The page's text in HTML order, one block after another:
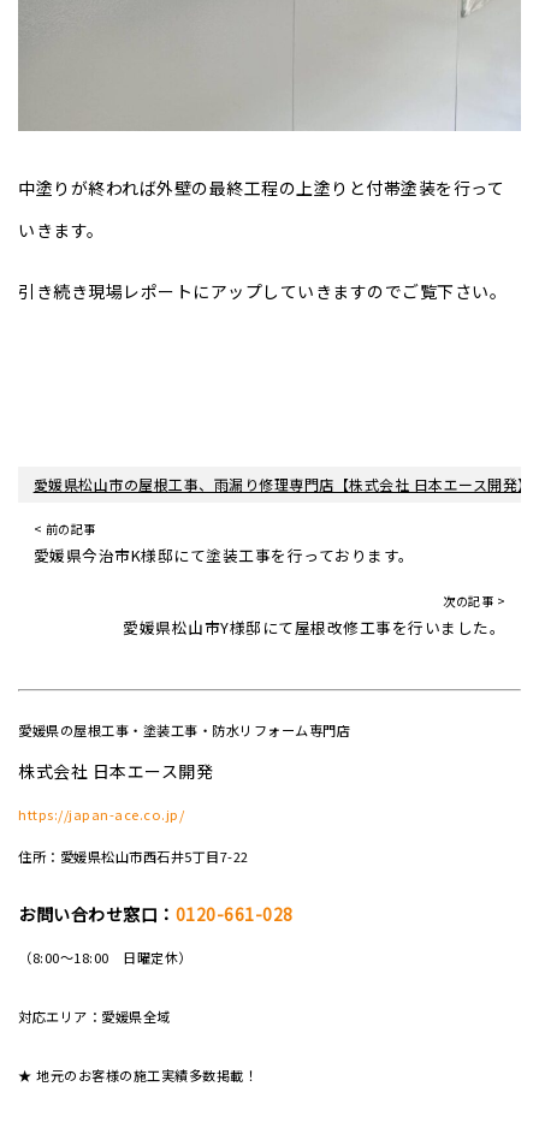
中塗りが終われば外壁の最終工程の上塗りと付帯塗装を行って
いきます。
引き続き現場レポートにアップしていきますのでご覧下さい。
愛媛県松山市の屋根工事、雨漏り修理専門店【株式会社 日本エース開発】
< 前の記事
愛媛県今治市K様邸にて塗装工事を行っております。
次の記事 >
愛媛県松山市Y様邸にて屋根改修工事を行いました。
愛媛県の屋根工事・塗装工事・防水リフォーム専門店
株式会社 日本エース開発
https://japan-ace.co.jp/
住所：愛媛県松山市西石井5丁目7-22
お問い合わせ窓口： 0120-661-028
（8:00～18:00 日曜定休）
対応エリア：愛媛県全域
★ 地元のお客様の施工実績多数掲載！